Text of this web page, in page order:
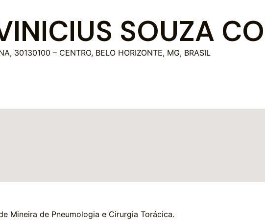
SOUZA
30130100 – CENTRO, BELO HORIZONTE, MG, BRASIL
Mineira de Pneumologia e Cirurgia Torácica.